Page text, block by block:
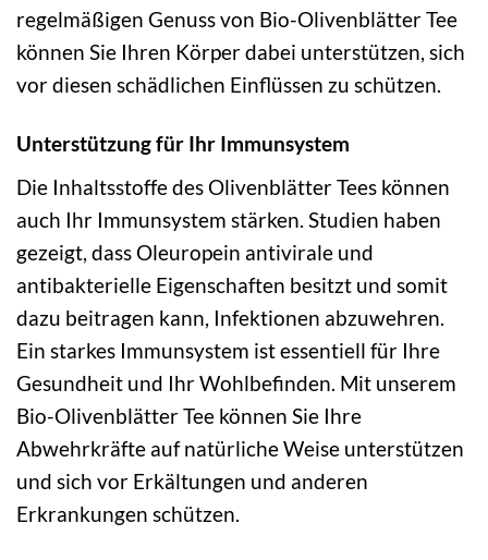
regelmäßigen Genuss von Bio-Olivenblätter Tee
können Sie Ihren Körper dabei unterstützen, sich
vor diesen schädlichen Einflüssen zu schützen.
Unterstützung für Ihr Immunsystem
Die Inhaltsstoffe des Olivenblätter Tees können
auch Ihr Immunsystem stärken. Studien haben
gezeigt, dass Oleuropein antivirale und
antibakterielle Eigenschaften besitzt und somit
dazu beitragen kann, Infektionen abzuwehren.
Ein starkes Immunsystem ist essentiell für Ihre
Gesundheit und Ihr Wohlbefinden. Mit unserem
Bio-Olivenblätter Tee können Sie Ihre
Abwehrkräfte auf natürliche Weise unterstützen
und sich vor Erkältungen und anderen
Erkrankungen schützen.